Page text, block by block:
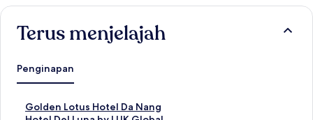
Terus menjelajah
Penginapan
Golden Lotus Hotel Da Nang
T